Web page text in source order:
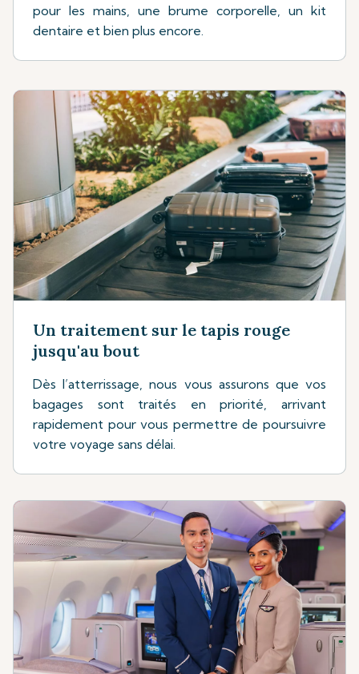
pour les mains, une brume corporelle, un kit
dentaire et bien plus encore.
Un traitement sur le tapis rouge
jusqu'au bout
Dès l’atterrissage, nous vous assurons que vos
bagages sont traités en priorité, arrivant
rapidement pour vous permettre de poursuivre
votre voyage sans délai.